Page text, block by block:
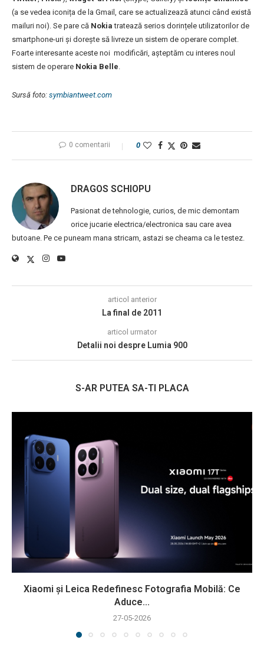
(a se vedea iconița de la Gmail, care se actualizează atunci când există
mailuri noi). Se pare că Nokia tratează serios dorințele utilizatorilor de
smartphone-uri și dorește să livreze un sistem de operare complet.
Foarte interesante aceste noi modificări, așteptăm cu interes noul
sistem de operare Nokia Belle.
Sursă foto: symbiantweet.com
0 comentarii 0
DRAGOS SCHIOPU
Pasionat de tehnologie, curios, de mic demontam
orice jucarie electrica/electronica sau care avea
butoane. Pe ce puneam mana stricam, astazi se cheama ca le testez.
articol anterior
La final de 2011
articol urmator
Detalii noi despre Lumia 900
S-AR PUTEA SA-TI PLACA
Xiaomi și Leica Redefinesc Fotografia Mobilă: Ce
Aduce...
27-05-2026